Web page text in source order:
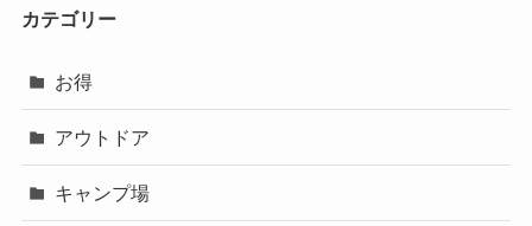
カテゴリー
お得
アウトドア
キャンプ場